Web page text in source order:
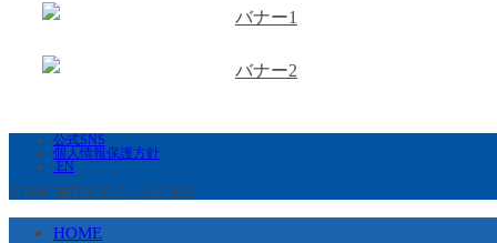
公式SNS
個人情報保護方針
EN
© TOY MEDICAL Co., Ltd. 2026
HOME